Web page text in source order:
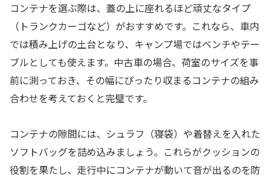
コンテナを選ぶ際は、蓋の上に座れるほど頑丈なタイプ
（トランクカーゴなど）がおすすめです。これなら、車内
では積み上げの土台となり、キャンプ場ではベンチやテー
ブルとしても使えます。中古車の場合、荷室のサイズを事
前に測っておき、その幅にぴったり収まるコンテナの組み
合わせを考えておくと完璧です。
コンテナの隙間には、シュラフ（寝袋）や着替えを入れた
ソフトバッグを詰め込みましょう。これらがクッションの
役割を果たし、走行中にコンテナが動いて音が出るのを防